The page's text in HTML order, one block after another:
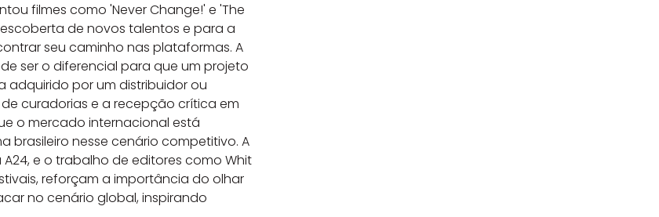
filmes como 'Never Change!' e 'The
de novos talentos e para a
seu caminho nas plataformas. A
ser o diferencial para que um projeto
por um distribuidor ou
curadorias e a recepção crítica em
o mercado internacional está
nesse cenário competitivo. A
e o trabalho de editores como Whit
reforçam a importância do olhar
no cenário global, inspirando